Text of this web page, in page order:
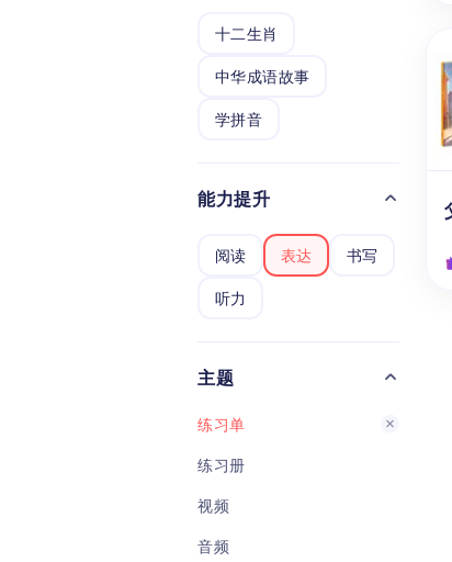
十二生肖
中华成语故事
学拼音
能力提升
阅读 表达 书写
听力
主题
练习单
练习册
视频
音频